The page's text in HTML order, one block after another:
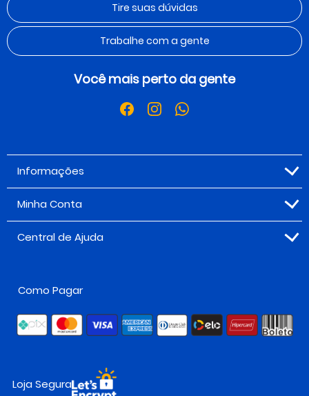
Tire suas dúvidas
Trabalhe com a gente
Você mais perto da gente
Informações
Minha Conta
Central de Ajuda
Como Pagar
Loja Segura